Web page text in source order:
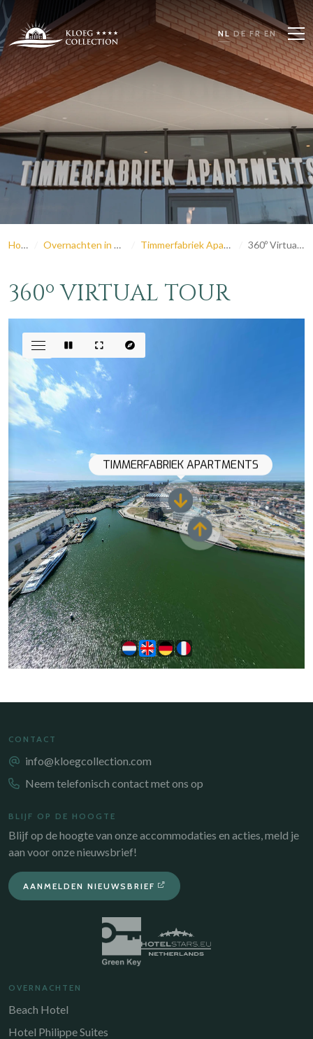
NL DE FR EN
Home Overnachten in Zeeland Timmerfabriek Apartments 360º Virtual Tour
360º VIRTUAL TOUR
CONTACT
info@kloegcollection.com
Neem telefonisch contact met ons op
BLIJF OP DE HOOGTE
Blijf op de hoogte van onze accommodaties en acties, meld je
aan voor onze nieuwsbrief!
AANMELDEN NIEUWSBRIEF
OVERNACHTEN
Beach Hotel
Hotel Philippe Suites